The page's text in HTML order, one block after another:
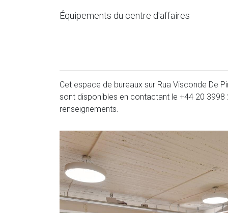
Équipements du centre d'affaires
Cet espace de bureaux sur Rua Visconde De
sont disponibles en contactant le +44 20 3998
renseignements.